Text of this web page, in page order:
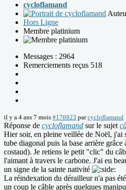
cycloflamand
Hors Ligne
Membre platinium
Messages : 2964
Remerciements reçus 518
il y a 4 ans 7 mois #176923 parcycloflamand
Réponse de cycloflamand sur le sujet
Hier soir, en pleine veillée de Noël, j'ai
tube diagonal puis la base arrière
costaud). Je retiens le petit "clic" du
l'aimant à travers le carbone. J'ai eu
un signe de la sainte nativité
La réindexation du dérailleur n'a pas
un coup le câble après quelques